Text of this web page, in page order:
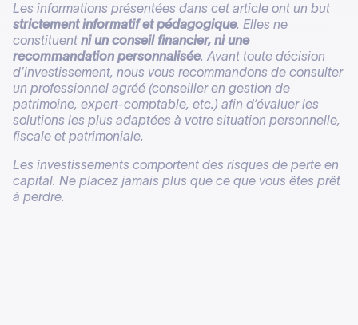
Les informations présentées dans cet article ont un but
strictement informatif et pédagogique. Elles ne
constituent ni un conseil financier, ni une
recommandation personnalisée. Avant toute décision
d’investissement, nous vous recommandons de consulter
un professionnel agréé (conseiller en gestion de
patrimoine, expert-comptable, etc.) afin d’évaluer les
solutions les plus adaptées à votre situation personnelle,
fiscale et patrimoniale.
Les investissements comportent des risques de perte en
capital. Ne placez jamais plus que ce que vous êtes prêt
à perdre.